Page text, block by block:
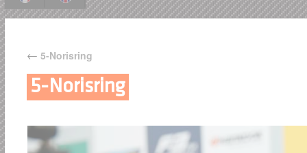
← 5-Norisring
5-Norisring